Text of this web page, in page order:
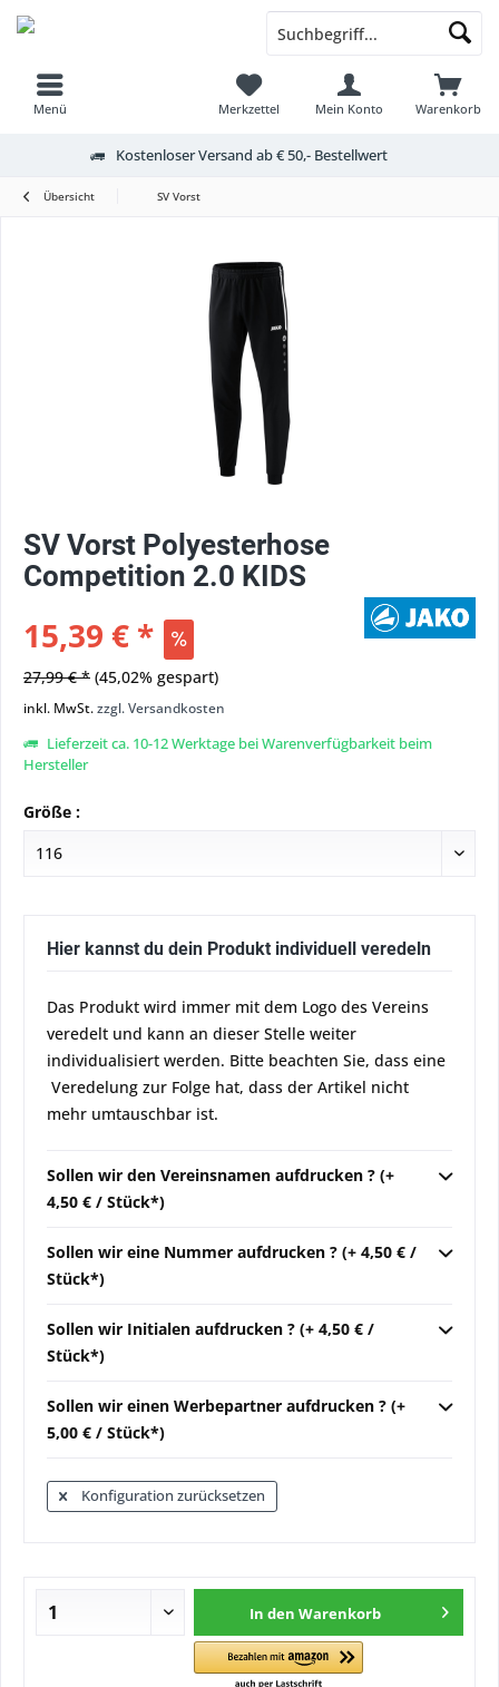
Menü Warenkorb
Merkzettel Mein Konto
Kostenloser Versand ab € 50,- Bestellwert
Übersicht SV Vorst
SV Vorst Polyesterhose
Competition 2.0 KIDS
15,39 € *
27,99 € * (45,02% gespart)
inkl. MwSt.zzgl. Versandkosten
Lieferzeit ca. 10-12 Werktage bei Warenverfügbarkeit beim
Hersteller
Größe :
Hier kannst du dein Produkt individuell veredeln
Das Produkt wird immer mit dem Logo des Vereins
veredelt und kann an dieser Stelle weiter
individualisiert werden. Bitte beachten Sie, dass eine
Veredelung zur Folge hat, dass der Artikel nicht
mehr umtauschbar ist.
Sollen wir den Vereinsnamen aufdrucken ? (+
4,50 € / Stück*)
Sollen wir eine Nummer aufdrucken ? (+ 4,50 € /
Stück*)
Sollen wir Initialen aufdrucken ? (+ 4,50 € /
Stück*)
Sollen wir einen Werbepartner aufdrucken ? (+
5,00 € / Stück*)
Konfiguration zurücksetzen
In den Warenkorb